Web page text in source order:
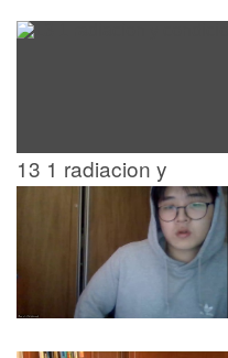
13 1 radiacion y
condiciones de medida